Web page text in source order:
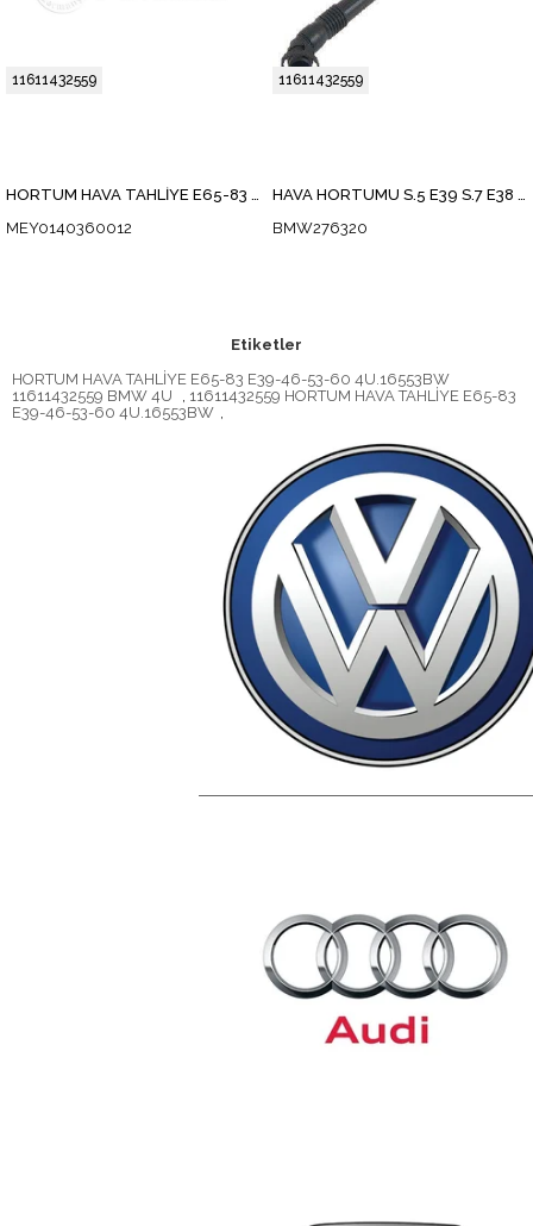
HORTUM HAVA TAHLİYE E65-83 E39-46-53-60
MEY0140360012
11611432559
HAVA HORTUMU S.5 E39 S.7 E38 S.3 E46 X.5 E53 M52 M54
BMW276320
11611432559
Etiketler
HORTUM HAVA TAHLİYE E65-83 E39-46-53-60 4U.16553BW
11611432559 BMW 4U
, 11611432559 HORTUM HAVA TAHLİYE E65-83
E39-46-53-60 4U.16553BW ,